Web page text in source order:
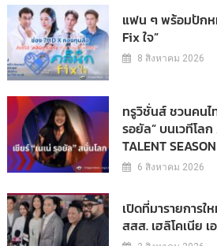
แฟน ๆ พร้อมปักห
Fix ใจ”
8 สิงหาคม 2026
ทรูวิชั่นส์ ชวนคนไ
รอยัล” บนเวทีโลก
TALENT
6 สิงหาคม 2026
เปิดที่มารายการใ
สสส. เฮลิโคเนีย